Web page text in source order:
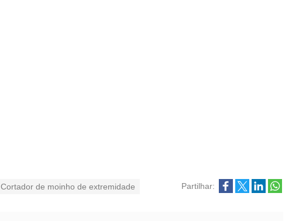
Cortador de moinho de extremidade Partilhar: